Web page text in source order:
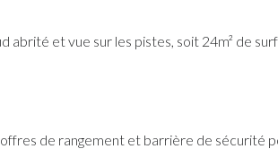
abrité et vue sur les pistes, soit 24m² de
de rangement et barrière de sécurité